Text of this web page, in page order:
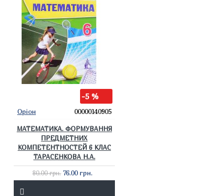
-5 %
Оріон 00000140905
МАТЕМАТИКА. ФОРМУВАННЯ
ПРЕДМЕТНИХ
КОМПЕТЕНТНОСТЕЙ 6 КЛАС
ТАРАСЕНКОВА Н.А.
80.00 грн. 76.00 грн.